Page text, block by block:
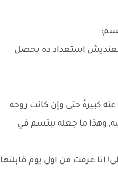
معنديش استعداد ده يحصل
كبيرهُ حتى وإن كانت روحه
وهذا ما جعله يبتسم في
انا عرفت من اول يوم قابلتها